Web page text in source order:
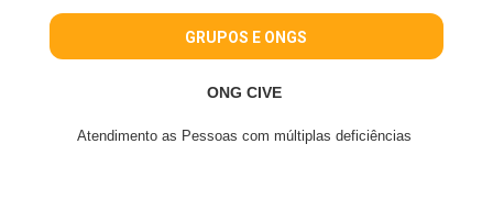
GRUPOS E ONGS
ONG CIVE
Atendimento as Pessoas com múltiplas deficiências